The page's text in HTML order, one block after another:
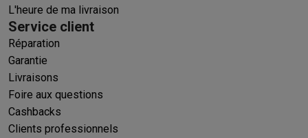
L'heure de ma livraison
Service client
Réparation
Garantie
Livraisons
Foire aux questions
Cashbacks
Clients professionnels